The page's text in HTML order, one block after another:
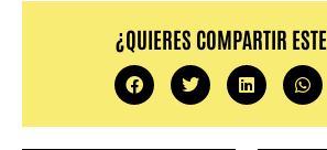
¿QUIERES COMPARTIR